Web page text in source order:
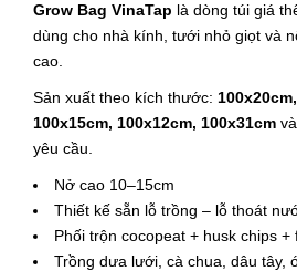
Grow Bag VinaTap là dòng túi giá
dùng cho nhà kính, tưới nhỏ giọt và
cao.
Sản xuất theo kích thước:
100x15cm, 100x12cm, 100x31cm
yêu cầu.
Nở cao 10–15cm
Thiết kế sẵn lỗ trồng – lỗ thoát
Phối trộn cocopeat + husk chips +
Trồng dưa lưới, cà chua, dâu tây,